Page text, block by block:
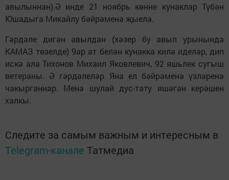
авылыннан).Ә инде 21 ноябрь көнне кунаклар Түбән
Юшадыга Микайлу бәйрәменә җыела.
Гәрдәле дигән авылдан (хәзер бу авыл урынында
КАМАЗ төзелде) 9ар ат белән кунакка килә иделәр, дип
искә ала Тихонов Михаил Яковлевич, 92 яшьлек сугыш
ветераны. Ә гәрдәлеләр Яна ел бәйрәменә үзләренә
чакырганнар. Менә шулай дус-тату яшәгән керәшен
халкы.
Следите за самым важным и интересным в
Telegram-канале Татмедиа